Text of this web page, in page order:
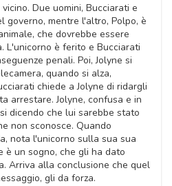
Due uomini, Bucciarati e
governo, mentre l'altro, Polpo, è
che dovrebbe essere
L'unicorno è ferito e Bucciarati
penali. Poi, Jolyne si
quando si alza,
chiede a Jolyne di ridargli
arrestare. Jolyne, confusa e in
dicendo che lui sarebbe stato
non sconosce. Quando
nota l'unicorno sulla sua sua
è un sogno, che gli ha dato
Arriva alla conclusione che quel
gli da forza.